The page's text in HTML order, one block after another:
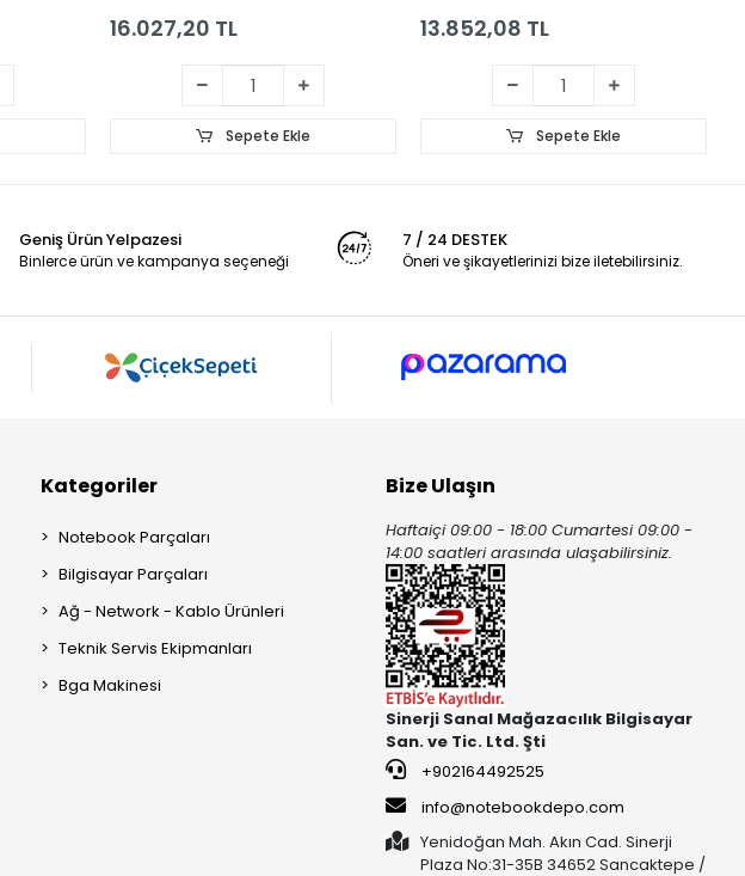
16.027,20 TL
Sepete Ekle
13.852,08 TL
Sepete Ekle
Geniş Ürün Yelpazesi
Binlerce ürün ve kampanya seçeneği
7 / 24 DESTEK
Öneri ve şikayetlerinizi bize iletebilirsiniz.
Kategoriler
Notebook Parçaları
Bilgisayar Parçaları
Ağ - Network - Kablo Ürünleri
Teknik Servis Ekipmanları
Bga Makinesi
Bize Ulaşın
Haftaiçi 09:00 - 18:00 Cumartesi 09:00 -
14:00 saatleri arasında ulaşabilirsiniz.
Sinerji Sanal Mağazacılık Bilgisayar
San. ve Tic. Ltd. Şti
+902164492525
info@notebookdepo.com
Yenidoğan Mah. Akın Cad. Sinerji
Plaza No:31-35B 34652 Sancaktepe /